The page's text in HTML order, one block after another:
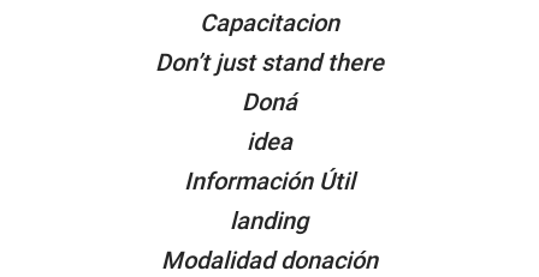
Capacitacion
Don’t just stand there
Doná
idea
Información Útil
landing
Modalidad donación